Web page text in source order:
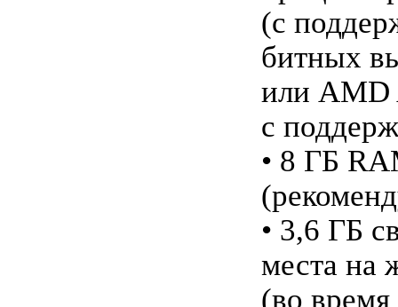
(с
битных
или AMD
с
• 8 ГБ
• 3,6 ГБ
места на
(во время